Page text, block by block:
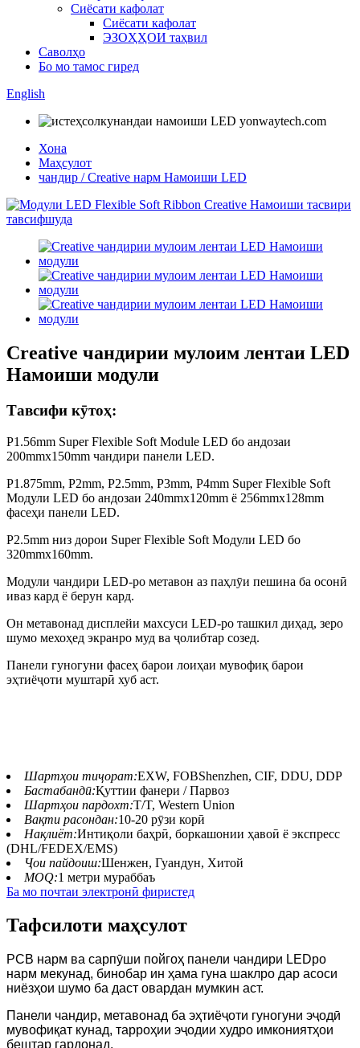
Сиёсати кафолат
Сиёсати кафолат
ЭЗОҲҲОИ таҳвил
Саволҳо
Бо мо тамос гиред
English
Хона
Маҳсулот
чандир / Creative нарм Намоиши LED
Creative чандирии мулоим лентаи LED
Намоиши модули
Тавсифи кӯтоҳ:
P1.56mm Super Flexible Soft Module LED бо андозаи
200mmx150mm чандири панели LED.
P1.875mm, P2mm, P2.5mm, P3mm, P4mm Super Flexible Soft
Модули LED бо андозаи 240mmx120mm ё 256mmx128mm
фасеҳи панели LED.
P2.5mm низ дорои Super Flexible Soft Модули LED бо
320mmx160mm.
Модули чандири LED-ро метавон аз паҳлӯи пешина ба осонӣ
иваз кард ё берун кард.
Он метавонад дисплейи махсуси LED-ро ташкил диҳад, зеро
шумо мехоҳед экранро муд ва ҷолибтар созед.
Панели гуногуни фасеҳ барои лоиҳаи мувофиқ барои
эҳтиёҷоти муштарӣ хуб аст.
Шартҳои тиҷорат:EXW, FOBShenzhen, CIF, DDU, DDP
Бастабандӣ:Қуттии фанери / Парвоз
Шартҳои пардохт:T/T, Western Union
Вақти расондан:10-20 рӯзи корӣ
Нақлиёт:Интиқоли баҳрӣ, боркашонии ҳавоӣ ё экспресс
(DHL/FEDEX/EMS)
Ҷои пайдоиш:Шенжен, Гуандун, Хитой
MOQ:1 метри мураббаъ
Ба мо почтаи электронӣ фиристед
Тафсилоти маҳсулот
PCB нарм ва сарпӯши пойгоҳ панели чандири LEDро
нарм мекунад, бинобар ин ҳама гуна шаклро дар асоси
ниёзҳои шумо ба даст овардан мумкин аст.
Панели чандир, метавонад ба эҳтиёҷоти гуногуни эҷодӣ
мувофиқат кунад, тарроҳии эҷодии худро имкониятҳои
бештар гардонад.